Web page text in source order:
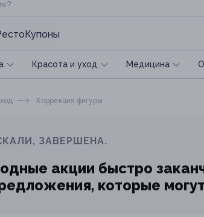
Красота и уход Медицина
Коррекция фигуры
ЗАВЕРШЕНА.
акции быстро
которые